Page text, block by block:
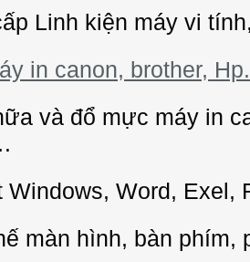
Linh kiện máy vi
in canon, brother,
và đổ mực máy in
Windows, Word, Exel,
màn hình, bàn phím,